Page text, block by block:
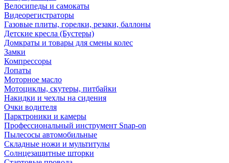
Велосипеды и самокаты
Видеорегистраторы
Газовые плиты, горелки, резаки, баллоны
Детские кресла (Бустеры)
Домкраты и товары для смены колес
Замки
Компрессоры
Лопаты
Моторное масло
Мотоциклы, скутеры, питбайки
Накидки и чехлы на сидения
Очки водителя
Парктроники и камеры
Профессиональный инструмент Snap-on
Пылесосы автомобильные
Складные ножи и мультитулы
Солнцезащитные шторки